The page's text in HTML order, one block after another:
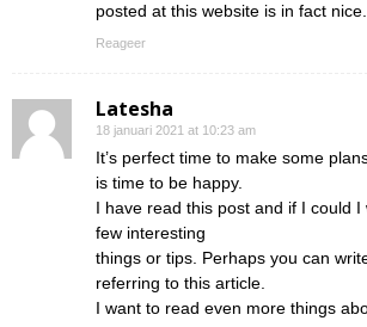
posted at this website is in fact nice.
Reageer
Latesha
18 januari 2021 at 10:23 am
It’s perfect time to make some
is time to be happy.
I have read this post and if I could
few interesting
things or tips. Perhaps you can
referring to this article.
I want to read even more things